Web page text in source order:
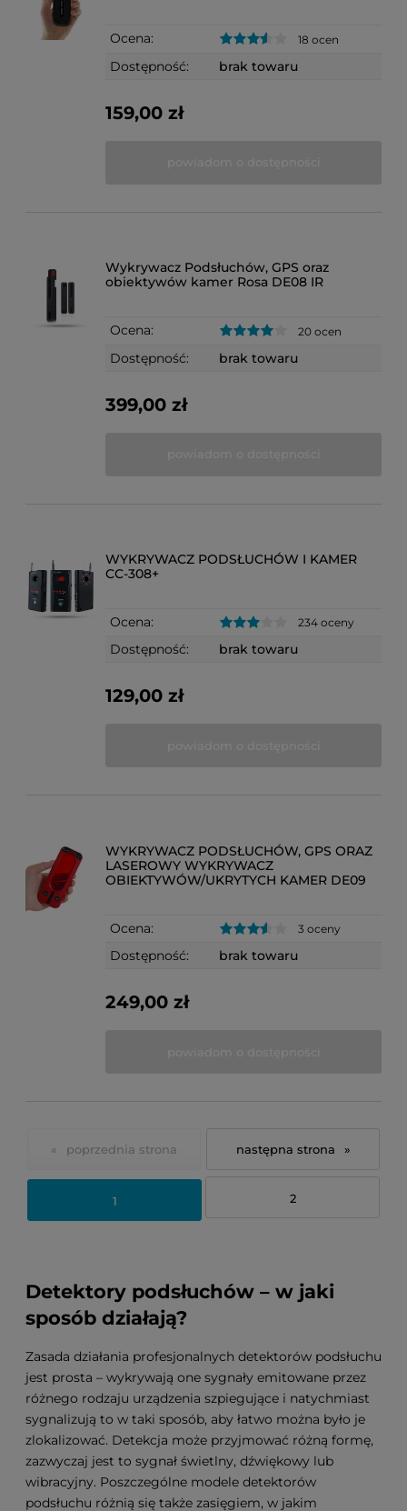
Ocena: 18 ocen
Dostępność: brak towaru
159,00 zł
Wykrywacz Podsłuchów, GPS oraz
obiektywów kamer Rosa DE08 IR
Ocena: 20 ocen
Dostępność: brak towaru
399,00 zł
WYKRYWACZ PODSŁUCHÓW I KAMER
CC-308+
Ocena: 234 oceny
Dostępność: brak towaru
129,00 zł
WYKRYWACZ PODSŁUCHÓW, GPS ORAZ
LASEROWY WYKRYWACZ
OBIEKTYWÓW/UKRYTYCH KAMER DE09
Ocena: 3 oceny
Dostępność: brak towaru
249,00 zł
«
1 2
»
Detektory podsłuchów – w jaki
sposób działają?
Zasada działania profesjonalnych detektorów podsłuchu
jest prosta – wykrywają one sygnały emitowane przez
różnego rodzaju urządzenia szpiegujące i natychmiast
sygnalizują to w taki sposób, aby łatwo można było je
zlokalizować. Detekcja może przyjmować różną formę,
zazwyczaj jest to sygnał świetlny, dźwiękowy lub
wibracyjny. Poszczególne modele detektorów
podsłuchu różnią się także zasięgiem, w jakim